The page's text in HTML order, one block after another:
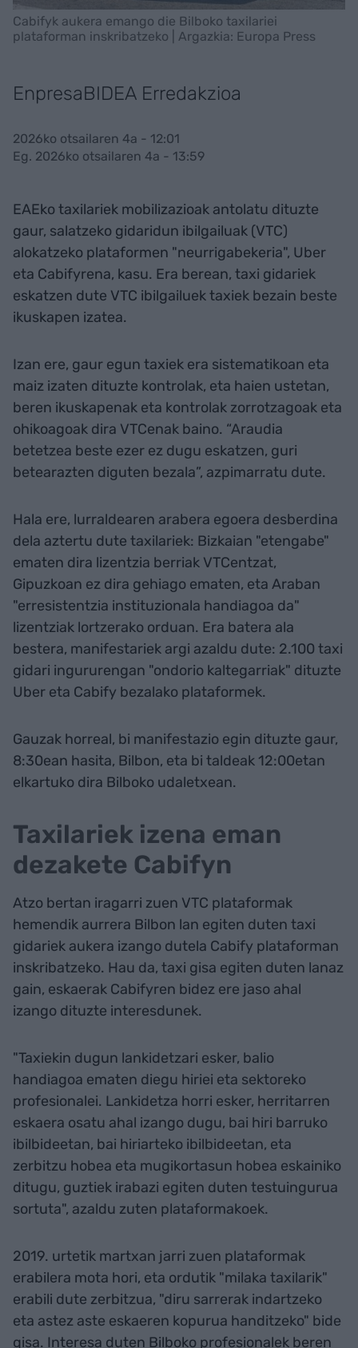
Cabifyk aukera emango die Bilboko taxilariei
plataforman inskribatzeko | Argazkia: Europa Press
EnpresaBIDEA Erredakzioa
2026ko otsailaren 4a - 12:01
Eg. 2026ko otsailaren 4a - 13:59
EAEko taxilariek mobilizazioak antolatu dituzte
gaur, salatzeko gidaridun ibilgailuak (VTC)
alokatzeko plataformen "neurrigabekeria", Uber
eta Cabifyrena, kasu. Era berean, taxi gidariek
eskatzen dute VTC ibilgailuek taxiek bezain beste
ikuskapen izatea.
Izan ere, gaur egun taxiek era sistematikoan eta
maiz izaten dituzte kontrolak, eta haien ustetan,
beren ikuskapenak eta kontrolak zorrotzagoak eta
ohikoagoak dira VTCenak baino. “Araudia
betetzea beste ezer ez dugu eskatzen, guri
betearazten diguten bezala”, azpimarratu dute.
Hala ere, lurraldearen arabera egoera desberdina
dela aztertu dute taxilariek: Bizkaian "etengabe"
ematen dira lizentzia berriak VTCentzat,
Gipuzkoan ez dira gehiago ematen, eta Araban
"erresistentzia instituzionala handiagoa da"
lizentziak lortzerako orduan. Era batera ala
bestera, manifestariek argi azaldu dute: 2.100 taxi
gidari ingururengan "ondorio kaltegarriak" dituzte
Uber eta Cabify bezalako plataformek.
Gauzak horreal, bi manifestazio egin dituzte gaur,
8:30ean hasita, Bilbon, eta bi taldeak 12:00etan
elkartuko dira Bilboko udaletxean.
Taxilariek izena eman
dezakete Cabifyn
Atzo bertan iragarri zuen VTC plataformak
hemendik aurrera Bilbon lan egiten duten taxi
gidariek aukera izango dutela Cabify plataforman
inskribatzeko. Hau da, taxi gisa egiten duten lanaz
gain, eskaerak Cabifyren bidez ere jaso ahal
izango dituzte interesdunek.
"Taxiekin dugun lankidetzari esker, balio
handiagoa ematen diegu hiriei eta sektoreko
profesionalei. Lankidetza horri esker, herritarren
eskaera osatu ahal izango dugu, bai hiri barruko
ibilbideetan, bai hiriarteko ibilbideetan, eta
zerbitzu hobea eta mugikortasun hobea eskainiko
ditugu, guztiek irabazi egiten duten testuingurua
sortuta", azaldu zuten plataformakoek.
2019. urtetik martxan jarri zuen plataformak
erabilera mota hori, eta ordutik "milaka taxilarik"
erabili dute zerbitzua, "diru sarrerak indartzeko
eta astez aste eskaeren kopurua handitzeko" bide
gisa. Interesa duten Bilboko profesionalek beren